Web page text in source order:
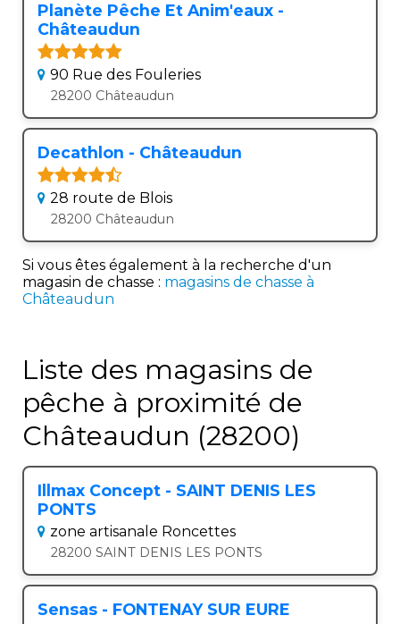
Planète Pêche Et Anim'eaux -
Châteaudun
90 Rue des Fouleries
28200 Châteaudun
Decathlon - Châteaudun
28 route de Blois
28200 Châteaudun
Si vous êtes également à la recherche d'un
magasin de chasse : magasins de chasse à
Châteaudun
Liste des magasins de
pêche à proximité de
Châteaudun (28200)
Illmax Concept - SAINT DENIS LES
PONTS
zone artisanale Roncettes
28200 SAINT DENIS LES PONTS
Sensas - FONTENAY SUR EURE